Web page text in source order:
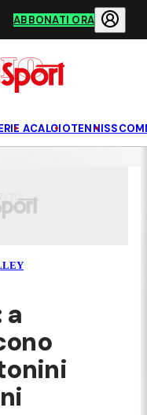
ABBONATI ORA
ACALCIOTENNIS
a